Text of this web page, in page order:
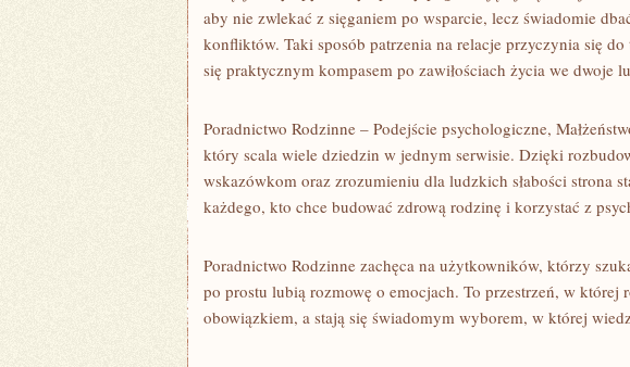
aby nie zwlekać z sięganiem po wsparcie, lecz świadomie
konfliktów. Taki sposób patrzenia na relacje przyczynia się
się praktycznym kompasem po zawiłościach życia we dwoje
Poradnictwo Rodzinne – Podejście psychologiczne,
który scala wiele dziedzin w jednym serwisie. Dzięki
wskazówkom oraz zrozumieniu dla ludzkich słabości strona
każdego, kto chce budować zdrową rodzinę i korzystać z
Poradnictwo Rodzinne zachęca na użytkowników, którzy
po prostu lubią rozmowę o emocjach. To przestrzeń, w
obowiązkiem, a stają się świadomym wyborem, w której